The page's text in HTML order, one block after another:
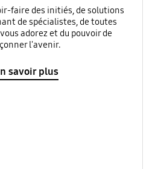
faire des initiés, de solutions
de spécialistes, de toutes
adorez et du pouvoir de
l'avenir.
savoir plus